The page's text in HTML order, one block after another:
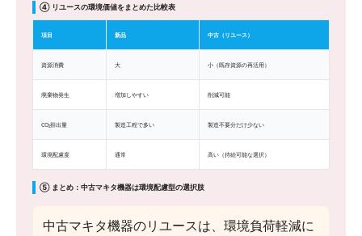
④ リユースの環境価値をまとめた比較表
項目 新品 中古（リユース）
資源消費 大 小（既存資源の再活用）
廃棄物発生 増加しやすい 削減可能
CO₂排出量 製造工程で多い 製造不要分だけ少ない
環境配慮度 通常 高い（持続可能な選択）
⑤ まとめ：中古マキタ機器は環境配慮型の選択肢
中古マキタ機器のリユースは、環境負荷軽減に